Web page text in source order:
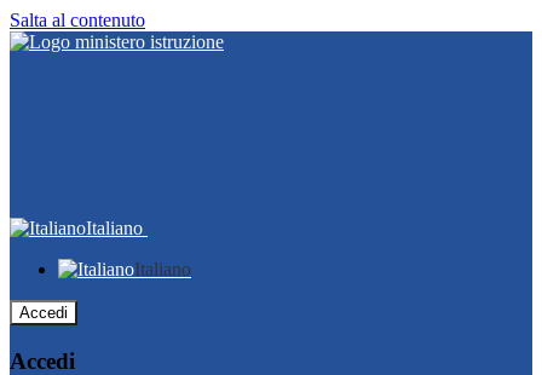
Salta al contenuto
Italiano
Italiano
Accedi
Accedi